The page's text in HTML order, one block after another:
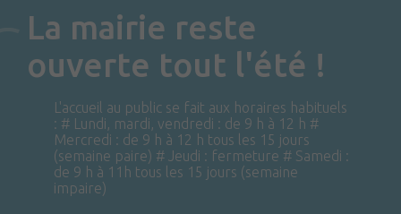
La mairie reste
ouverte tout l'été !
L'accueil au public se fait aux horaires habituels
: # Lundi, mardi, vendredi : de 9 h à 12 h #
Mercredi : de 9 h à 12 h tous les 15 jours
(semaine paire) # Jeudi : fermeture # Samedi :
de 9 h à 11h tous les 15 jours (semaine
impaire)